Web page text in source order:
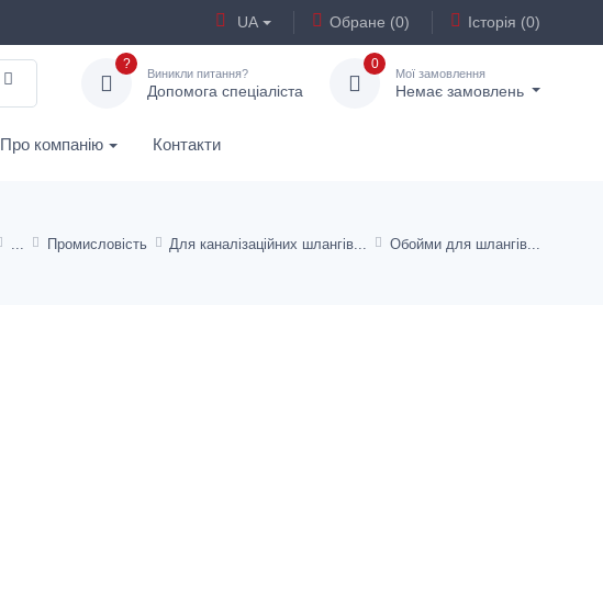
UA Обране (0) Історія (0)
?
Виникли питання?
Допомога спеціаліста
0
Мої замовлення
Немає замовлень
Про компанію Контакти
Промисловість Для каналізаційних шлангів Обойми для шлангів